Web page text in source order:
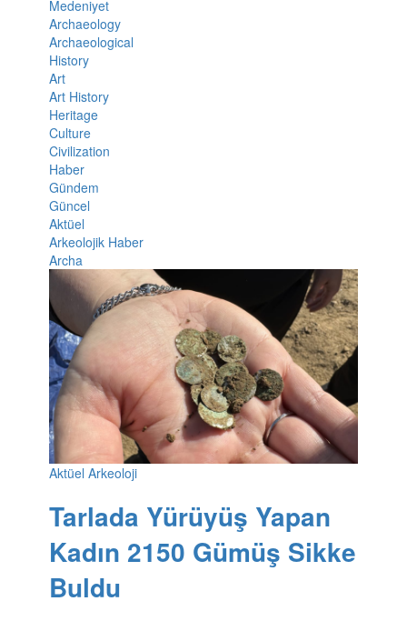
Medeniyet
Archaeology
Archaeological
History
Art
Art History
Heritage
Culture
Civilization
Haber
Gündem
Güncel
Aktüel
Arkeolojik Haber
Archa
Aktüel Arkeoloji
Tarlada Yürüyüş Yapan
Kadın 2150 Gümüş Sikke
Buldu